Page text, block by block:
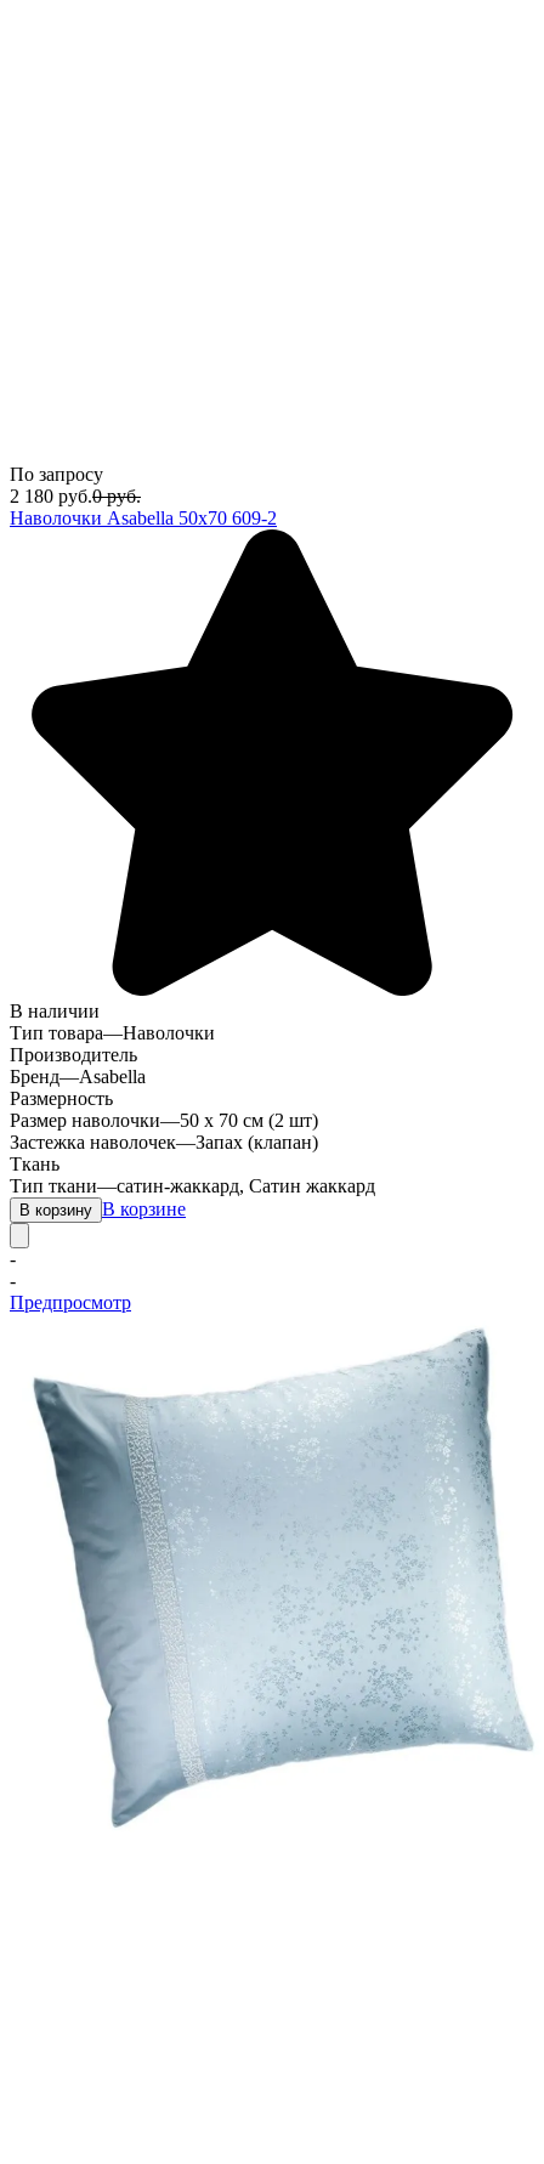
По запросу
2 180 руб.0 руб.
Наволочки Asabella 50x70 609-2
В наличии
Тип товара—Наволочки
Производитель
Бренд—Asabella
Размерность
Размер наволочки—50 х 70 см (2 шт)
Застежка наволочек—Запах (клапан)
Ткань
Тип ткани—сатин-жаккард, Сатин жаккард
В корзину В корзине
-
-
Предпросмотр